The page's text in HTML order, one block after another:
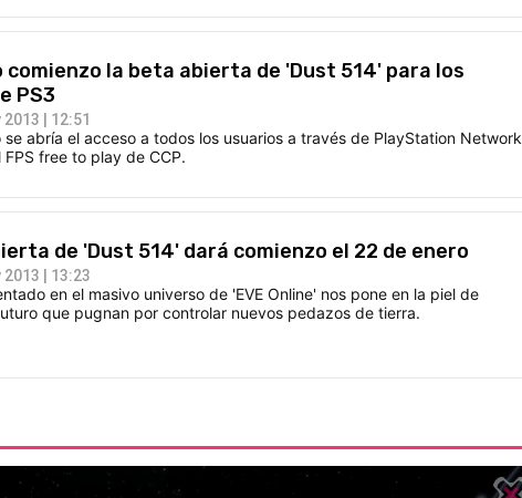
comienzo la beta abierta de 'Dust 514' para los
PS3
| 12:51
se abría el acceso a todos los usuarios a través de PlayStation Network
free to play de CCP.
de 'Dust 514' dará comienzo el 22 de enero
| 13:23
en el masivo universo de 'EVE Online' nos pone en la piel de
que pugnan por controlar nuevos pedazos de tierra.